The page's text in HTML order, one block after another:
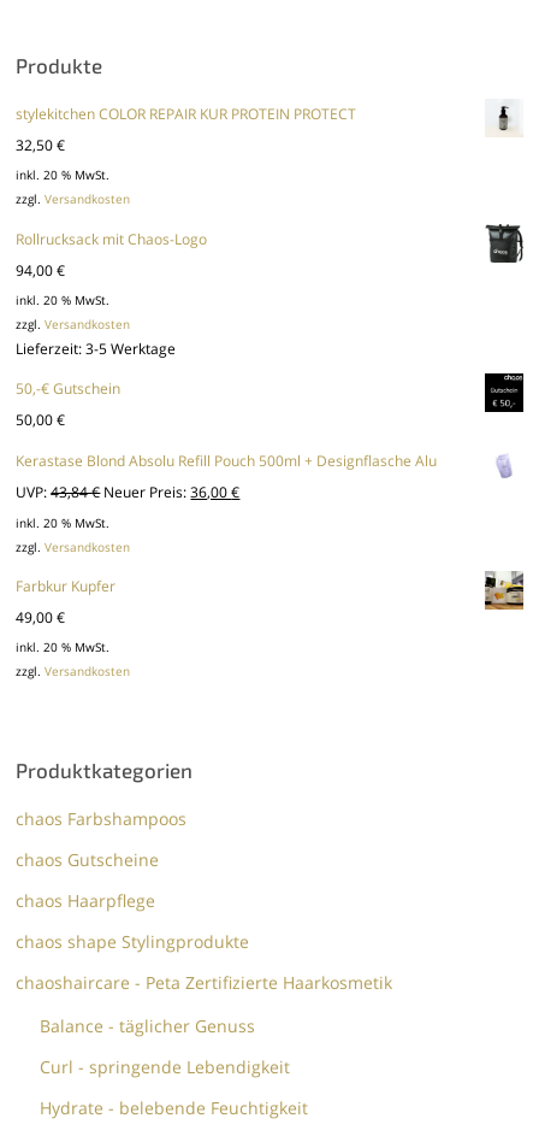
Produkte
stylekitchen COLOR REPAIR KUR PROTEIN PROTECT
32,50€
inkl. 20 % MwSt.
zzgl.Versandkosten
Rollrucksack mit Chaos-Logo
94,00€
inkl. 20 % MwSt.
zzgl.Versandkosten
Lieferzeit:3-5 Werktage
50,-€ Gutschein
50,00€
Kerastase Blond Absolu Refill Pouch 500ml + Designflasche Alu
UVP: 43,84€ Ursprünglicher
Preis
war:
43,84 €
Neuer Preis: 36,00€Aktueller
inkl. 20 % MwSt.
zzgl.Versandkosten
Farbkur Kupfer
49,00€
inkl. 20 % MwSt.
zzgl.Versandkosten
Produktkategorien
chaos Farbshampoos
chaos Gutscheine
chaos Haarpflege
chaos shape Stylingprodukte
chaoshaircare - Peta Zertifizierte Haarkosmetik
Balance - täglicher Genuss
Curl - springende Lebendigkeit
Hydrate - belebende Feuchtigkeit